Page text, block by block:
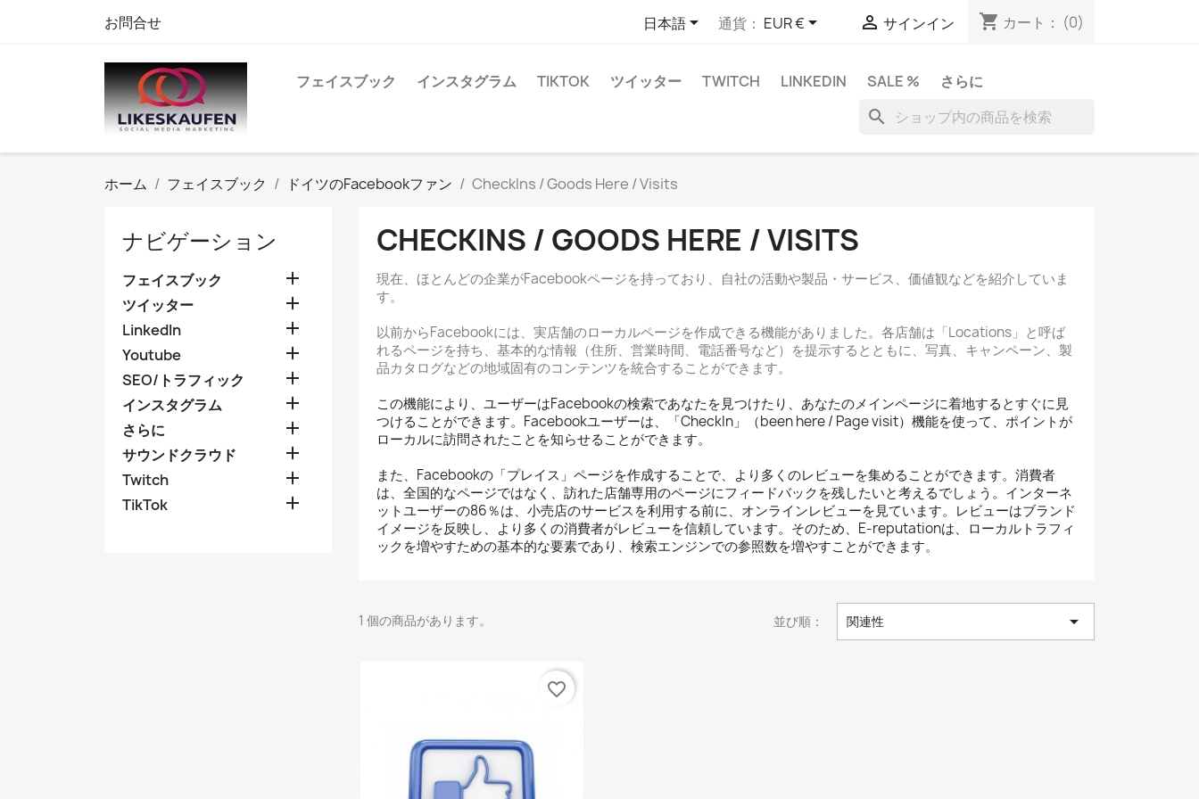
お問合せ 日本語 通貨： EUR €  サインイン shopping_cart カート： (0)
フェイスブック インスタグラム TIKTOK ツイッター TWITCH LINKEDIN SALE % さらに
search
ホーム フェイスブック ドイツのFacebookファン CheckIns / Goods Here / Visits
ナビゲーション
フェイスブック 
ツイッター 
LinkedIn 
Youtube 
SEO/トラフィック 
インスタグラム 
さらに 
サウンドクラウド 
Twitch 
TikTok 
CHECKINS / GOODS HERE / VISITS
現在、ほとんどの企業がFacebookページを持っており、自社の活動や製品・サービス、価値観などを紹介していま
す。
以前からFacebookには、実店舗のローカルページを作成できる機能がありました。各店舗は「Locations」と呼ば
れるページを持ち、基本的な情報（住所、営業時間、電話番号など）を提示するとともに、写真、キャンペーン、製
品カタログなどの地域固有のコンテンツを統合することができます。
この機能により、ユーザーはFacebookの検索であなたを見つけたり、あなたのメインページに着地するとすぐに見
つけることができます。Facebookユーザーは、「CheckIn」（been here / Page visit）機能を使って、ポイントが
ローカルに訪問されたことを知らせることができます。
また、Facebookの「プレイス」ページを作成することで、より多くのレビューを集めることができます。消費者
は、全国的なページではなく、訪れた店舗専用のページにフィードバックを残したいと考えるでしょう。インターネ
ットユーザーの86％は、小売店のサービスを利用する前に、オンラインレビューを見ています。レビューはブランド
イメージを反映し、より多くの消費者がレビューを信頼しています。そのため、E-reputationは、ローカルトラフィ
ックを増やすための基本的な要素であり、検索エンジンでの参照数を増やすことができます。
1 個の商品があります。 並び順： 関連性 
favorite_border